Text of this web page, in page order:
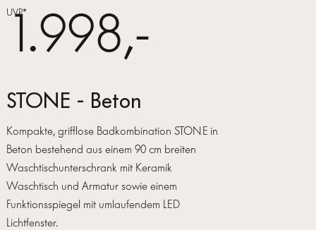
UVP*
1.998,-
STONE - Beton
Kompakte, grifflose Badkombination STONE in
Beton bestehend aus einem 90 cm breiten
Waschtischunterschrank mit Keramik
Waschtisch und Armatur sowie einem
Funktionsspiegel mit umlaufendem LED
Lichtfenster.